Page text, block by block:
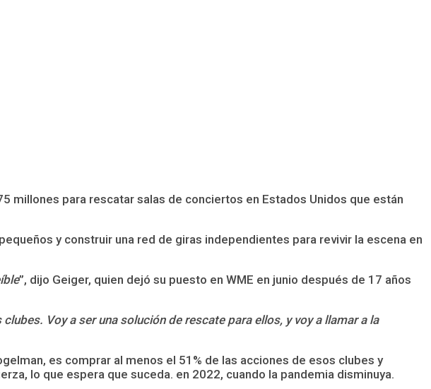
millones para rescatar salas de conciertos en Estados Unidos que están
y construir una red de giras independientes para revivir la escena en
”, dijo Geiger, quien dejó su puesto en WME en junio después de 17 años
Voy a ser una solución de rescate para ellos, y voy a llamar a la
es comprar al menos el 51% de las acciones de esos clubes y
lo que espera que suceda. en 2022, cuando la pandemia disminuya.